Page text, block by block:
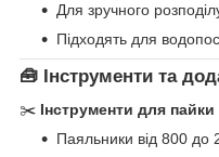
Для зручного
Підходять для
🧰 Інструменти та
✂️ Інструменти для пайки
Паяльники від 800 до